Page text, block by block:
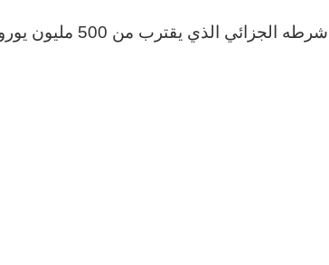
شرطه الجزائي الذي يقترب من 500 مليون يورو.